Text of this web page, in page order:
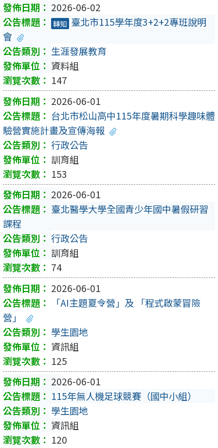
2026-06-02
轉知 臺北市115學年度3+2+2專班說明
會
生涯發展教育
資料組
147
2026-06-01
台北市松山高中115年度暑期科學趣味體
驗營實施計畫及宣傳海報
行政公告
訓育組
153
2026-06-01
臺北醫學大學全國青少年國中暑假研習
課程
行政公告
訓育組
74
2026-06-01
「AI主題夏令營」及 「程式啟蒙冒險
營」
學生園地
資訊組
125
2026-06-01
115年無人機足球競賽（國中小組）
學生園地
資訊組
120